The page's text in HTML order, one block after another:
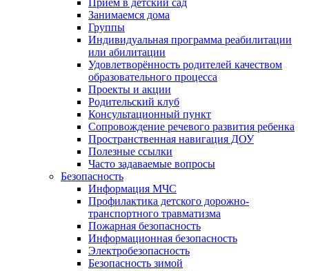
Прием в детский сад
Занимаемся дома
Группы
Индивидуальная программа реабилитации
или абилитации
Удовлетворённость родителей качеством
образовательного процесса
Проекты и акции
Родительский клуб
Консультационный пункт
Сопровождение речевого развития ребенка
Пространственная навигация ДОУ
Полезные ссылки
Часто задаваемые вопросы
Безопасность
Информация МЧС
Профилактика детского дорожно-
транспортного травматизма
Пожарная безопасность
Информационная безопасность
Электробезопасность
Безопасность зимой